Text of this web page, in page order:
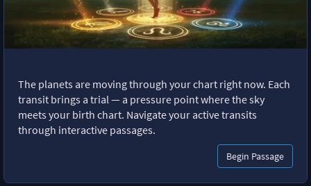
The planets are moving through your chart right now. Each
transit brings a trial — a pressure point where the sky
meets your birth chart. Navigate your active transits
through interactive passages.
Begin Passage